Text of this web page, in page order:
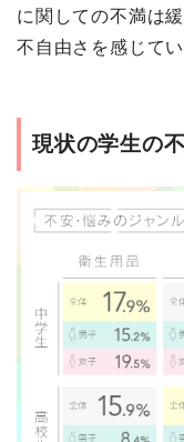
に関しての不満は
不自由さを感じて
現状の学生の